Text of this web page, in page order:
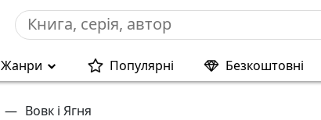
Жанри Популярні Безкоштовні
— Вовк і Ягня